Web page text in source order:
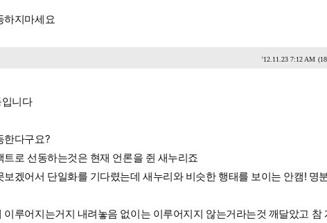
하지마세요
'12.11.23 7:12 AM
니다
한다구요?
로 선동하는것은 현재 언론을 쥔 새누리죠
겠어서 단일화를 기다렸는데 새누리와 비슷한 행태를 보이는 안캠! 명
루어지는거지 내려놓음 없이는 이루어지지 않는거라는것 깨달았고 참